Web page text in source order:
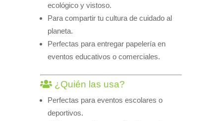
ecológico y vistoso.
Para compartir tu cultura de cuidado al
planeta.
Perfectas para entregar papelería en
eventos educativos o comerciales.
¿Quién las usa?
Perfectas para eventos escolares o
deportivos.